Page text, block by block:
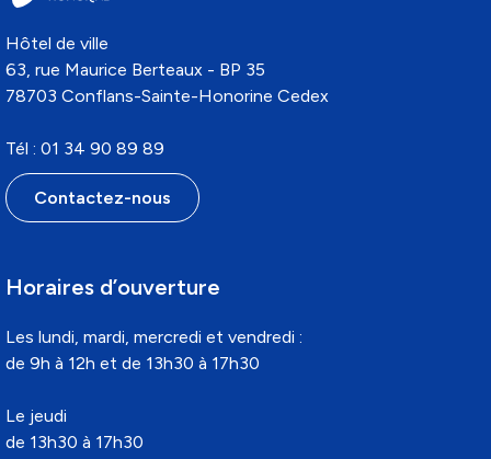
Hôtel de ville
63, rue Maurice Berteaux - BP 35
78703 Conflans-Sainte-Honorine Cedex
Tél : 01 34 90 89 89
Contactez-nous
Horaires d’ouverture
Les lundi, mardi, mercredi et vendredi :
de 9h à 12h et de 13h30 à 17h30
Le jeudi
de 13h30 à 17h30